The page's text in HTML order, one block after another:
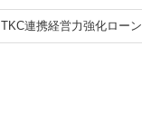
TKC連携経営力強化ローン